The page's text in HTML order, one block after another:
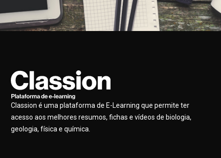
Classion é uma plataforma de E-Learning que permite ter
acesso aos melhores resumos, fichas e vídeos de biologia,
geologia, física e química.